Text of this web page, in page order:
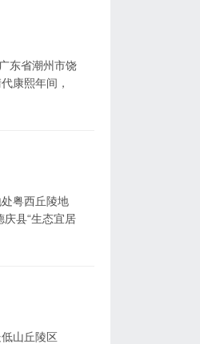
东省潮州市饶
康熙年间，
粤西丘陵地
县“生态宜居
山丘陵区